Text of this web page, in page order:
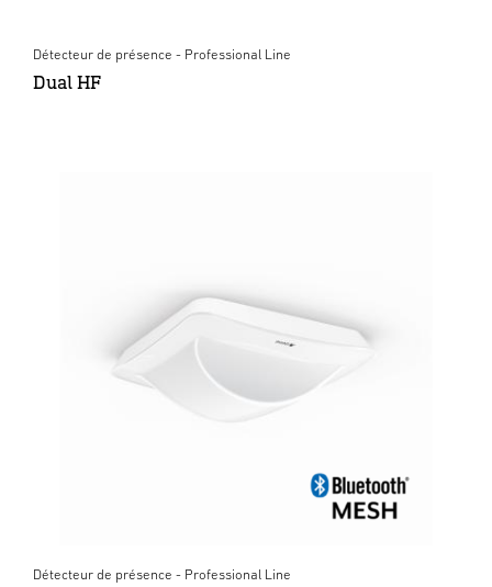
Détecteur de présence - Professional Line
Dual HF
Détecteur de présence - Professional Line